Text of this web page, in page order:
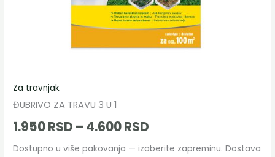
Za travnjak
ĐUBRIVO ZA TRAVU 3 U 1
1.950RSD – 4.600RSD
Dostupno u više pakovanja — izaberite zapreminu. Dostava